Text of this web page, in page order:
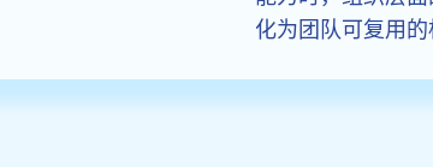
化为团队可复用